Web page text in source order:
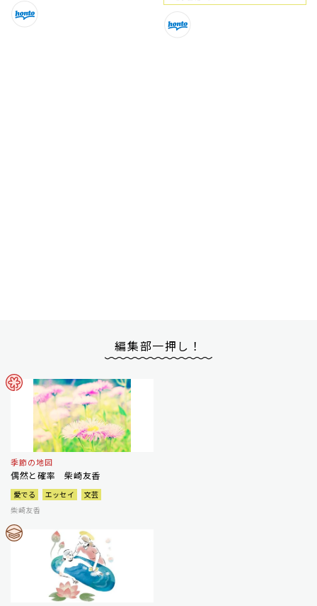
編集部一押し！
季節の地図
偶然と確率 柴崎友香
愛でる エッセイ
文芸
柴崎友香